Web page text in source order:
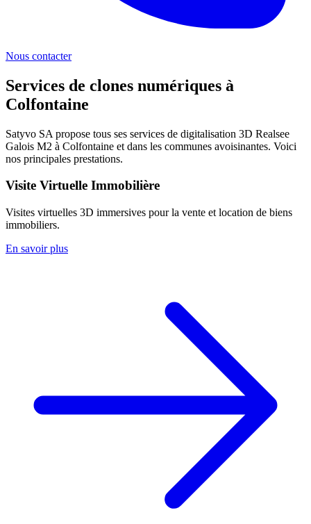
Nous contacter
Services de clones numériques à
Colfontaine
Satyvo SA propose tous ses services de digitalisation 3D Realsee
Galois M2 à Colfontaine et dans les communes avoisinantes. Voici
nos principales prestations.
Visite Virtuelle Immobilière
Visites virtuelles 3D immersives pour la vente et location de biens
immobiliers.
En savoir plus